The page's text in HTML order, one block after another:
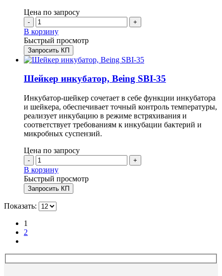
Цена по запросу
- +
В корзину
Быстрый просмотр
Запросить КП
Шейкер инкубатор, Being SBI-35
Инкубатор-шейкер сочетает в себе функции инкубатора
и шейкера, обеспечивает точный контроль температуры,
реализует инкубацию в режиме встряхивания и
соответствует требованиям к инкубации бактерий и
микробных суспензий.
Цена по запросу
- +
В корзину
Быстрый просмотр
Запросить КП
Показать:
1
2